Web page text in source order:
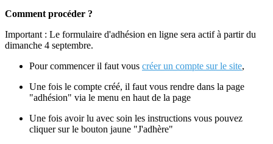
Comment procéder ?
Important : Le formulaire d'adhésion en ligne sera actif à partir du
dimanche 4 septembre.
Pour commencer il faut vous créer un compte sur le site,
Une fois le compte créé, il faut vous rendre dans la page
"adhésion" via le menu en haut de la page
Une fois avoir lu avec soin les instructions vous pouvez
cliquer sur le bouton jaune "J'adhère"